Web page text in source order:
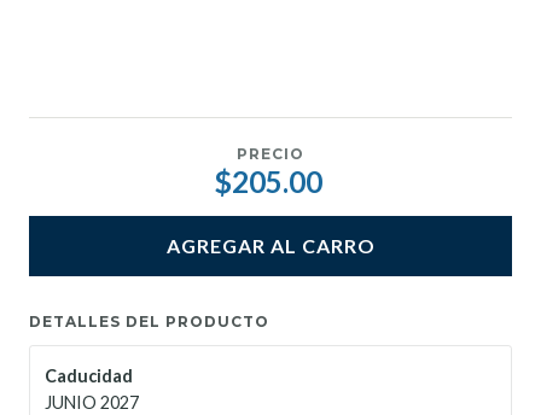
PRECIO
$205.00
AGREGAR AL CARRO
DETALLES DEL PRODUCTO
Caducidad
JUNIO 2027